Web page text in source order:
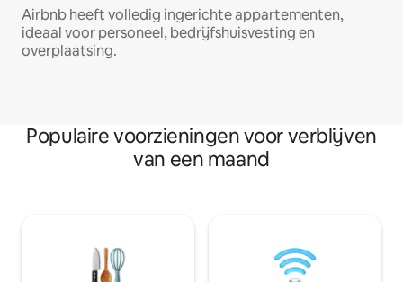
Airbnb heeft volledig ingerichte appartementen,
ideaal voor personeel, bedrijfshuisvesting en
overplaatsing.
Populaire voorzieningen voor verblijven
van een maand